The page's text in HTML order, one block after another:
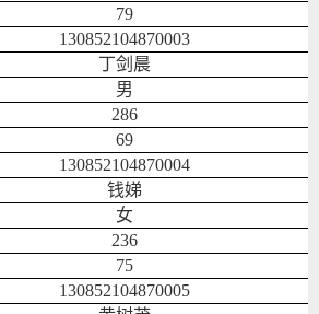
79
130852104870003
丁剑晨
男
286
69
130852104870004
钱娣
女
236
75
130852104870005